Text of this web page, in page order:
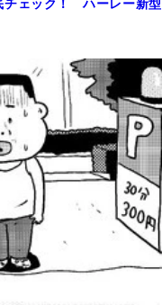
チェック！ ハーレー新型